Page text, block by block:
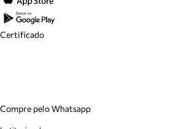
Certificado
Compre pelo Whatsapp